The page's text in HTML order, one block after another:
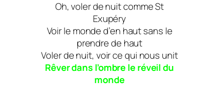
Oh, voler de nuit comme St
Exupéry
Voir le monde d’en haut sans le
prendre de haut
Voler de nuit, voir ce qui nous unit
Rêver dans l’ombre le réveil du
monde